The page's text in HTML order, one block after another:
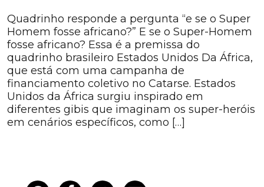
Quadrinho responde a pergunta “e se o Super
Homem fosse africano?” E se o Super-Homem
fosse africano? Essa é a premissa do
quadrinho brasileiro Estados Unidos Da África,
que está com uma campanha de
financiamento coletivo no Catarse. Estados
Unidos da África surgiu inspirado em
diferentes gibis que imaginam os super-heróis
em cenários específicos, como […]